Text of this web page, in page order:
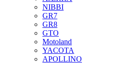
NIBBI
GR7
GR8
GTO
Motoland
YACOTA
APOLLINO